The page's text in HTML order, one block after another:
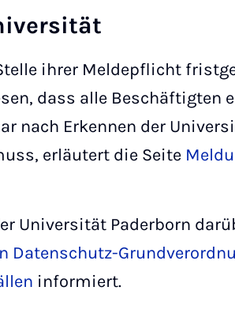
ihrer Meldepflicht
dass alle Beschäftigten
Erkennen der
erläutert die Seite
Universität Paderborn
Datenschutz-
informiert.